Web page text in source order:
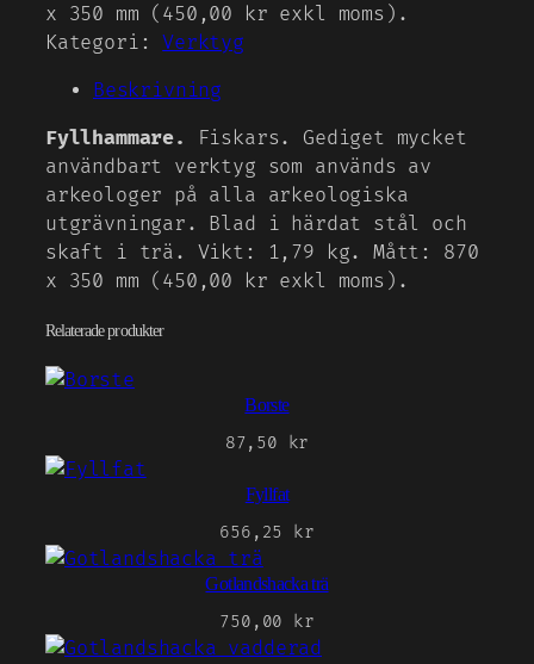
x 350 mm (450,00 kr exkl moms).
Kategori:Verktyg
Beskrivning
Fyllhammare.
Fiskars. Gediget mycket
användbart verktyg som används av
arkeologer på alla arkeologiska
utgrävningar. Blad i härdat stål och
skaft i trä. Vikt: 1,79 kg. Mått: 870
x 350 mm (450,00 kr exkl moms).
Relaterade produkter
Borste
87,50 kr
Fyllfat
656,25 kr
Gotlandshacka trä
750,00 kr